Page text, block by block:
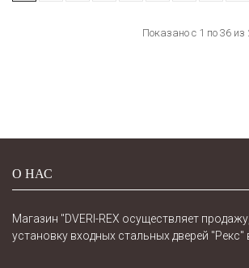
Показано с 1 по 36 из
О НАС
Магазин "DVERI-REX осуществляет
установку входных стальных дверей